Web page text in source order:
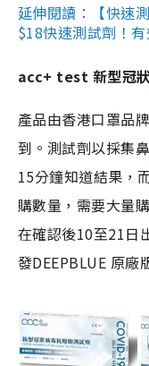
延伸閱讀：【快速
$18快速測試劑！
acc+ test 新型冠
產品由香港口罩品
到。測試劑以採集
15分鐘知道結果，
購數量，需要大量
在確認後10至21日
發DEEPBLUE 原廠